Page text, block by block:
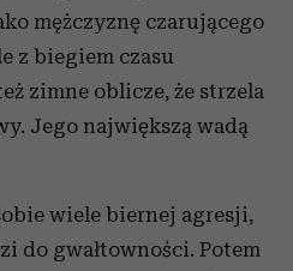
mężczyznę czarującego
z biegiem czasu
zimne oblicze, że strzela
Jego największą wadą
wiele biernej agresji,
do gwałtowności. Potem